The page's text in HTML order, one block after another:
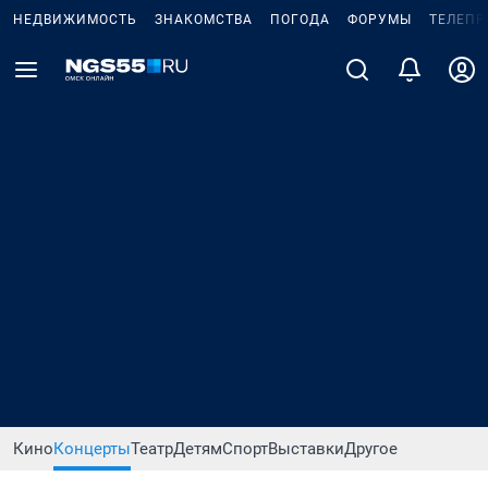
НЕДВИЖИМОСТЬ ЗНАКОМСТВА ПОГОДА ФОРУМЫ
КиноКонцертыТеатрДетямСпортВыставкиДругое